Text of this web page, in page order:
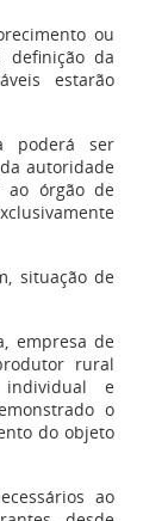
ou
definição da
estarão
poderá ser
autoridade
ao órgão de
situação de
empresa de
rural
individual e
o
do objeto
ao